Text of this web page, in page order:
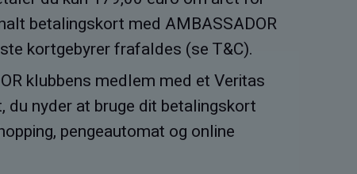
betalingskort med AMBASSADOR
kortgebyrer frafaldes (seT&C).
klubbens medlem med et Veritas
du nyder at bruge dit betalingskort
pengeautomat og online